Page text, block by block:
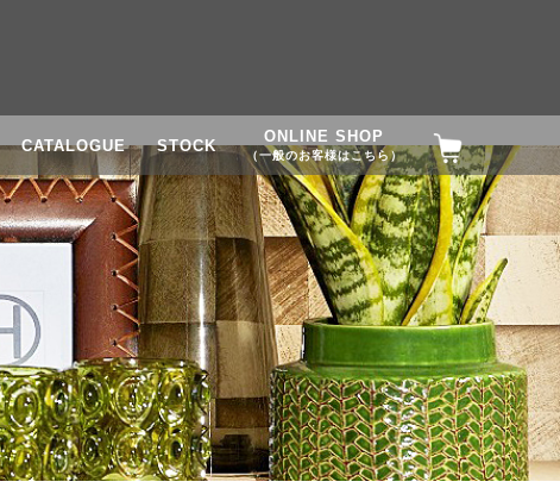
CATALOGUE STOCK
ONLINE SHOP
（一般のお客様はこちら）